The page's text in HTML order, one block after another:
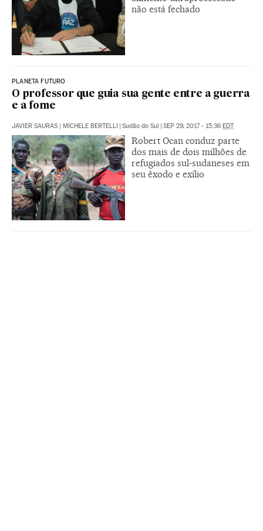
não está fechado
PLANETA FUTURO
O professor que guia sua gente entre a guerra
e a fome
JAVIER SAURAS | MICHELE BERTELLI | Sudão do Sul | SEP 29, 2017 - 15:36 EDT
Robert Ocan conduz parte
dos mais de dois milhões de
refugiados sul-sudaneses em
seu êxodo e exílio